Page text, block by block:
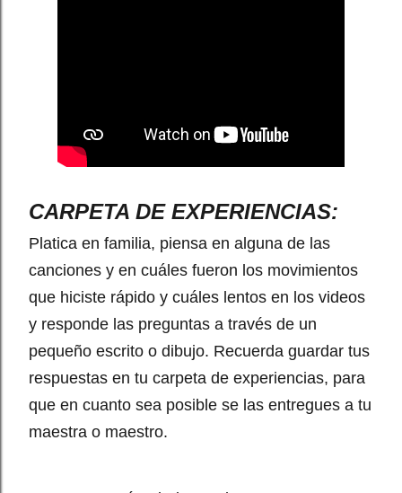
CARPETA DE EXPERIENCIAS:
Platica en familia, piensa en alguna de las
canciones y en cuáles fueron los movimientos
que hiciste rápido y cuáles lentos en los videos
y responde las preguntas a través de un
pequeño escrito o dibujo. Recuerda guardar tus
respuestas en tu carpeta de experiencias, para
que en cuanto sea posible se las entregues a tu
maestra o maestro.